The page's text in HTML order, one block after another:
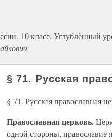
10 класс. Углублённый
§ 71. Русская
§ 71. Русская православная
Православная церковь.
одной стороны, православие